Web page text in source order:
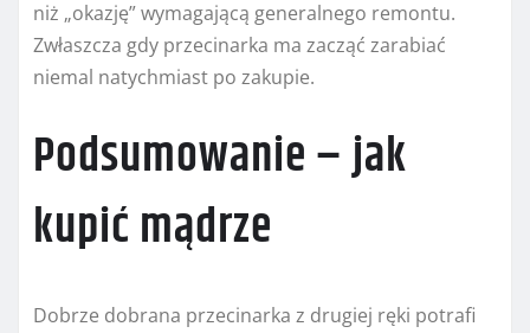
niż „okazję” wymagającą generalnego remontu.
Zwłaszcza gdy przecinarka ma zacząć zarabiać
niemal natychmiast po zakupie.
Podsumowanie – jak
kupić mądrze
Dobrze dobrana przecinarka z drugiej ręki potrafi